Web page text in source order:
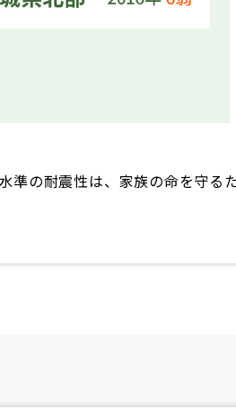
準の耐震性は、家族の命を守る